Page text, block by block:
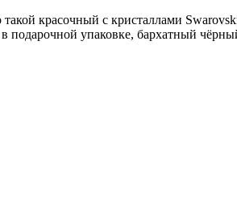
красочный с кристаллами
подарочной упаковке, бархатный